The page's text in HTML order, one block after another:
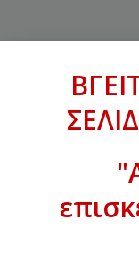
σε
ΒΓΕΙΤΕ